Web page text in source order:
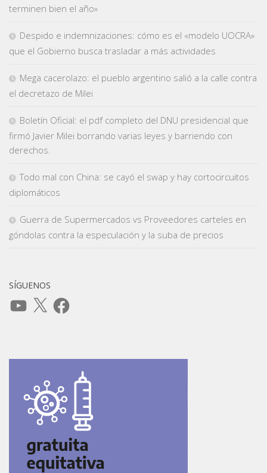
terminen bien el año»
Despido e indemnizaciones: cómo es el «modelo UOCRA»
que el Gobierno busca trasladar a más actividades
Mega cacerolazo: el pueblo argentino salió a la calle contra
el decretazo de Milei
Boletín Oficial: el pdf completo del DNU presidencial que
firmó Javier Milei borrando varias leyes y barriendo con
derechos.
Todo mal con China: se cayó el swap y hay cortocircuitos
diplomáticos
Guerra de Supermercados vs Proveedores carteles en
góndolas contra la especulación y la suba de precios
SÍGUENOS
YouTube
X Facebook